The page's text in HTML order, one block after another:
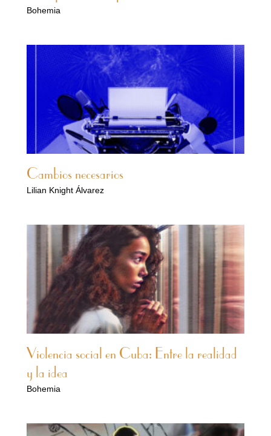
Bohemia
Cambios necesarios
Lilian Knight Álvarez
Violencia social en Cuba: Entre la realidad
y la idea
Bohemia